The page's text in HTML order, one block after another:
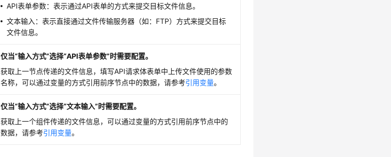
API表单参数：表示通过API表单的方式来提交目标文件信息。
文本输入：表示直接通过文件传输服务器（如：FTP）方式来提交目标
文件信息。
仅当“输入方式”选择“API表单参数”时需要配置。
获取上一节点传递的文件信息，填写API请求体表单中上传文件使用的参数
名称，可以通过变量的方式引用前序节点中的数据，请参考引用变量。
仅当“输入方式”选择“文本输入”时需要配置。
获取上一个组件传递的文件信息，可以通过变量的方式引用前序节点中的
数据，请参考引用变量。